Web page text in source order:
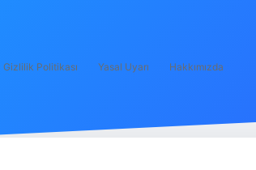
Gizlilik Politikası Yasal Uyarı Hakkımızda